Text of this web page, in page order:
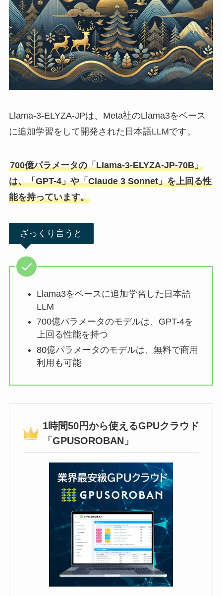
Llama-3-ELYZA-JPは、Meta社のLlama3をベース
に追加学習をして開発された日本語LLMです。
700億パラメータの「Llama-3-ELYZA-JP-70B」
は、「GPT-4」や「Claude 3 Sonnet」を上回る性
能を持っています。
ざっくり言うと
Llama3をベースに追加学習した日本語
LLM
700億パラメータのモデルは、GPT-4を
上回る性能を持つ
80億パラメータのモデルは、無料で商用
利用も可能
1時間50円から使えるGPUクラウド
「GPUSOROBAN」